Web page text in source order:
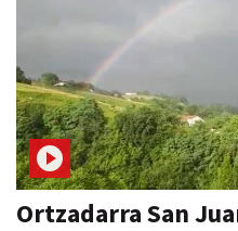
Ortzadarra San